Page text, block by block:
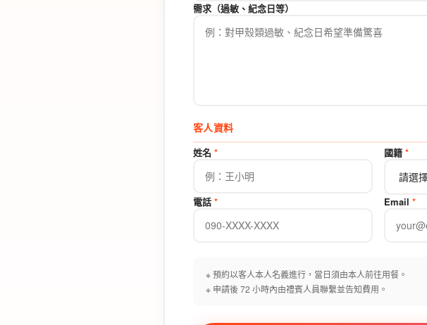
需求（過敏、紀念日等）
客人資料
姓名 * 國籍 *
電話 * Email *
※ 預約以客人本人名義進行，當日須由本人前往用餐。
※ 申請後 72 小時內由禮賓人員聯繫並告知費用。